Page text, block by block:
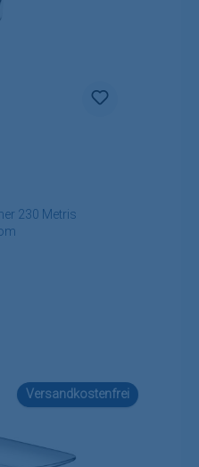
230 Metris
Versandkostenfrei